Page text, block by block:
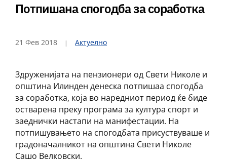
Потпишана спогодба за соработка
21 Фев 2018 Актуелно
Здруженијата на пензионери од Свети Николе и
општина Илинден денеска потпишаа спогодба
за соработка, која во наредниот период ќе биде
остварена преку програма за култура спорт и
заеднички настапи на манифестации. На
потпишувањето на спогодбата присуствуваше и
градоначалникот на општина Свети Николе
Сашо Велковски.